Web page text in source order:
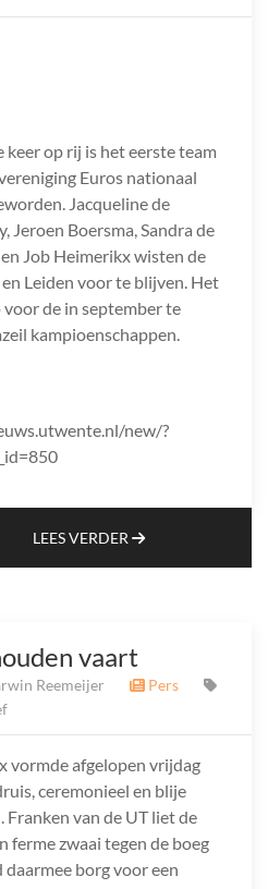
keer op rij is het eerste team
Euros nationaal
Jacqueline de
Jeroen Boersma, Sandra de
Job Heimerikx wisten de
Leiden voor te blijven. Het
de in september te
kampioenschappen.
new/?
LEES VERDER
vaart
Reemeijer
Pers
vormde afgelopen vrijdag
ceremonieel en blije
Franken van de UT liet de
ferme zwaai tegen de boeg
borg voor een